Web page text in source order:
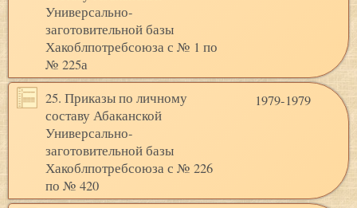
Универсально-
заготовительной базы
Хакоблпотребсоюза с № 1 по
№ 225а
25. Приказы по личному
составу Абаканской
Универсально-
заготовительной базы
Хакоблпотребсоюза с № 226
по № 420
1979-1979